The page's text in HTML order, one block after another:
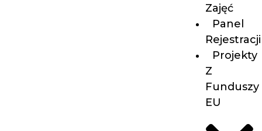
Zajęć
Panel
Rejestracji
Projekty
Z
Funduszy
EU